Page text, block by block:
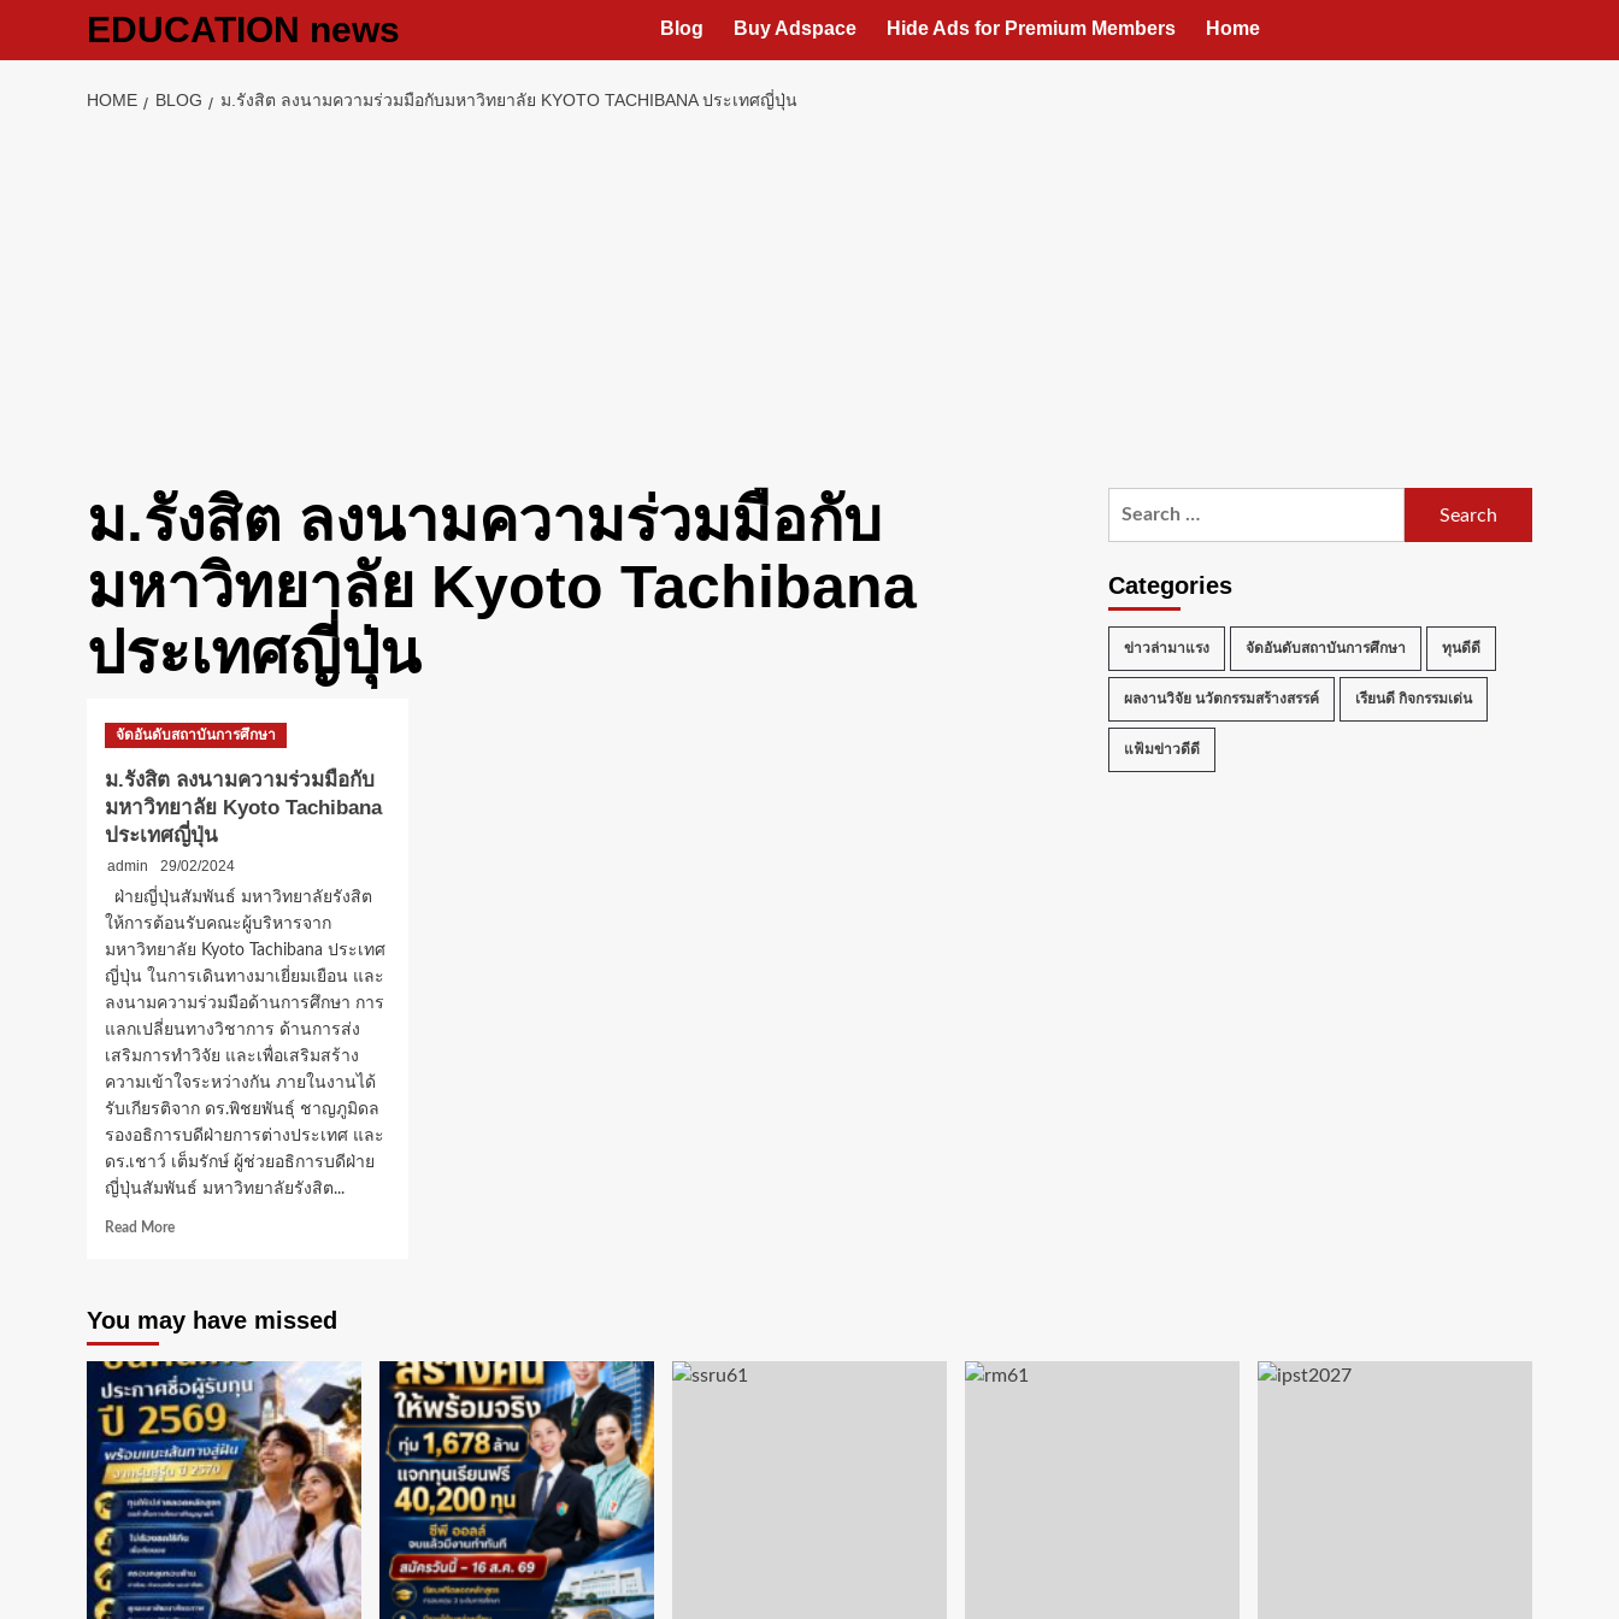
EDUCATION news Blog Buy Adspace Hide Ads for Premium Members Home
HOME BLOG ม.รังสิต ลงนามความร่วมมือกับมหาวิทยาลัย KYOTO TACHIBANA ประเทศญี่ปุ่น
ม.รังสิต ลงนามความร่วมมือกับ
มหาวิทยาลัย Kyoto Tachibana
ประเทศญี่ปุ่น
จัดอันดับสถาบันการศึกษา
ม.รังสิต ลงนามความร่วมมือกับ
มหาวิทยาลัย Kyoto Tachibana
ประเทศญี่ปุ่น
admin
29/02/2024
ฝ่ายญี่ปุ่นสัมพันธ์ มหาวิทยาลัยรังสิต
ให้การต้อนรับคณะผู้บริหารจาก
มหาวิทยาลัย Kyoto Tachibana ประเทศ
ญี่ปุ่น ในการเดินทางมาเยี่ยมเยือน และ
ลงนามความร่วมมือด้านการศึกษา การ
แลกเปลี่ยนทางวิชาการ ด้านการส่ง
เสริมการทำวิจัย และเพื่อเสริมสร้าง
ความเข้าใจระหว่างกัน ภายในงานได้
รับเกียรติจาก ดร.พิชยพันธุ์ ชาญภูมิดล
รองอธิการบดีฝ่ายการต่างประเทศ และ
ดร.เชาว์ เต็มรักษ์ ผู้ช่วยอธิการบดีฝ่าย
ญี่ปุ่นสัมพันธ์ มหาวิทยาลัยรังสิต...
Read MoreRead
ลง
นาม
ความ
ร่วม
มือ
กับ
มหาวิทยาลัย
Kyoto
Tachibana
ประเทศ
ญี่ปุ่น
Categories
ข่าวล่ามาแรง จัดอันดับสถาบันการศึกษา ทุนดีดี
ผลงานวิจัย นวัตกรรมสร้างสรรค์ เรียนดี กิจกรรมเด่น
แฟ้มข่าวดีดี
You may have missed